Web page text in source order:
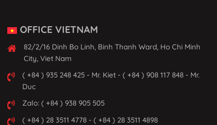
OFFICE VIETNAM
82/2/16 Dinh Bo Linh, Binh Thanh Ward, Ho Chi Minh
City, Viet Nam
( +84 ) 935 248 425 - Mr. Kiet - ( +84 ) 908 117 848 - Mr.
Duc
Zalo: ( +84 ) 938 905 505
( +84 ) 28 3511 4778 - ( +84 ) 28 3511 4898